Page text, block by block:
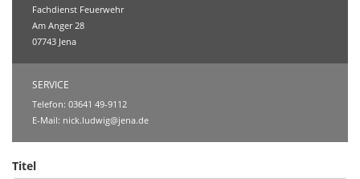
Fachdienst Feuerwehr
Am Anger 28
07743 Jena
SERVICE
Telefon: 03641 49-9112
E-Mail: nick.ludwig@jena.de
Titel